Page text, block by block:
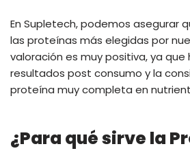
En Supletech, podemos asegurar
las proteínas más elegidas por
valoración es muy positiva, ya
resultados post consumo y la
proteína muy completa en
¿Para qué sirve la